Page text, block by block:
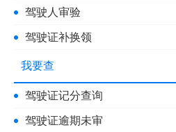
驾驶人审验
驾驶证补换领
我要查
驾驶证记分查询
驾驶证逾期未审